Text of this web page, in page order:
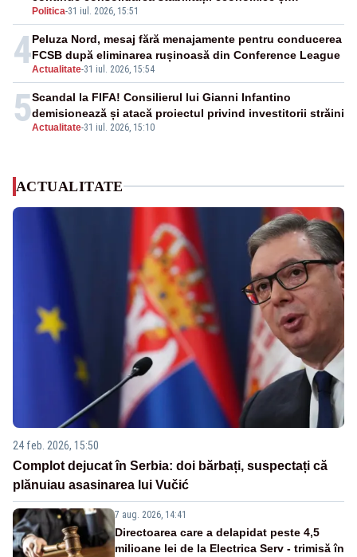
Politica-31 iul. 2026, 15:51
financiare
4Actualitate-31 iul. 2026, 15:54
Peluza Nord, mesaj fără menajamente pentru conducerea
FCSB după eliminarea rușinoasă din Conference League
5Actualitate-31 iul. 2026, 15:10
Scandal la FIFA! Consilierul lui Gianni Infantino
demisionează și atacă proiectul privind investitorii străini
ACTUALITATE
24 feb. 2026, 15:50
Complot dejucat în Serbia: doi bărbați, suspectați că
plănuiau asasinarea lui Vučić
7 aug. 2026, 14:41
Directoarea care a delapidat peste 4,5
milioane lei de la Electrica Serv - trimisă în